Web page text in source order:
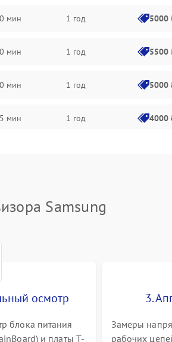
мин 1 год 5000
мин 1 год 5500
мин 1 год 5000
мин 1 год 4000
Samsung
осмотр
блока питания
и платы T-
3.
Замеры
рабочих